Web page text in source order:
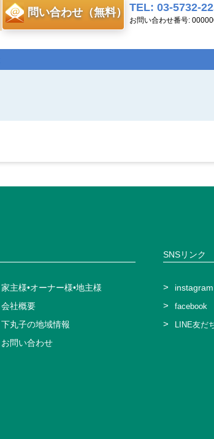
問い合わせ（無料） TEL: 03-5732-
お問い合わせ番号:
家主様•オーナー様•地主様
会社概要
下丸子の地域情報
お問い合わせ
SNSリンク
instagram
facebook
LINE友だ